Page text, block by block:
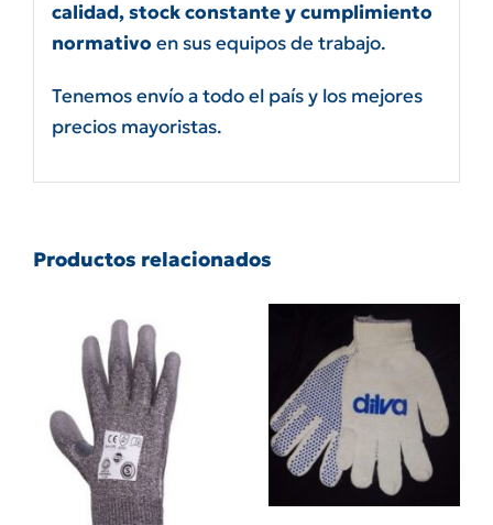
calidad, stock constante y cumplimiento
normativo en sus equipos de trabajo.
Tenemos envío a todo el país y los mejores
precios mayoristas.
Productos relacionados